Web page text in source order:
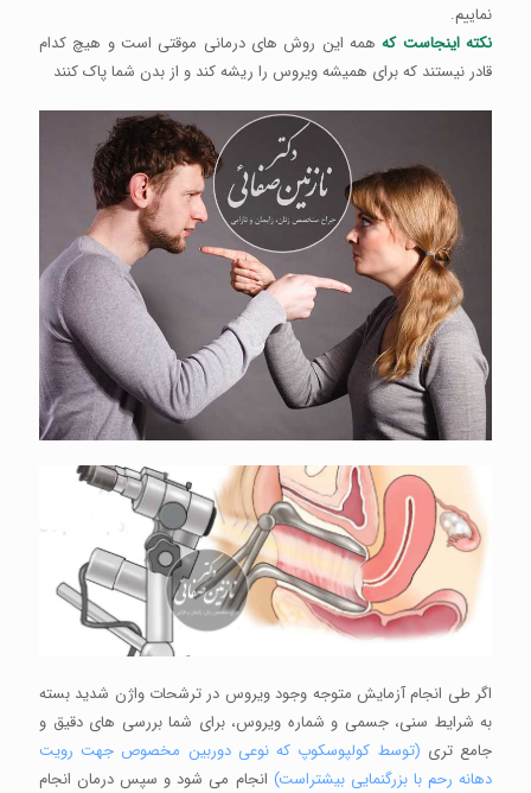
نماییم.
نکته اینجاست که همه این روش های درمانی موقتی است و هیچ کدام
قادر نیستند که برای همیشه ویروس را ریشه کند و از بدن شما پاک کنند
اگر طی انجام آزمایش متوجه وجود ویروس در ترشحات واژن شدید بسته
به شرایط سنی، جسمی و شماره ویروس، برای شما بررسی های دقیق و
جامع تری (توسط کولپوسکوپ که نوعی دوربین مخصوص جهت رویت
دهانه رحم با بزرگنمایی بیشتراست) انجام می شود و سپس درمان انجام